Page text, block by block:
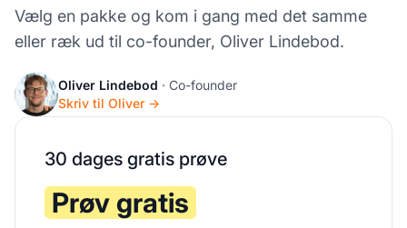
Vælg en pakke og kom i gang med det samme
eller ræk ud til co-founder, Oliver Lindebod.
Oliver Lindebod · Co-founder
Skriv til Oliver →
30 dages gratis prøve
Prøv gratis